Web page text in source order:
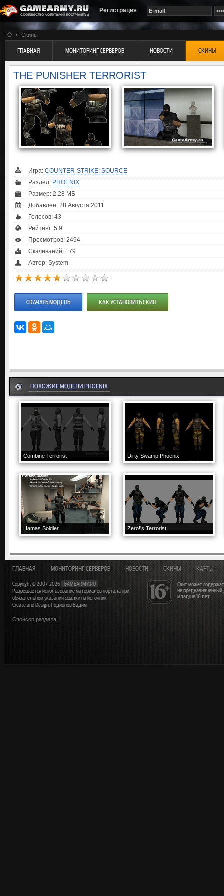
Регистрация
Скины
ГЛАВНАЯ МОНИТОРИНГ СЕРВЕРОВ НОВОСТИ СКИНЫ
THE PUNISHER TERRORIST
Игра: COUNTER-STRIKE: SOURCE
Раздел: PHOENIX
Размер: 2.28 МБ
Добавлен: 28 Августа 2011
Голосов: 43
Рейтинг: 5.9
Просмотров: 2494
Скачиваний: 179
Автор: System
СКАЧАТЬ МОДЕЛЬ КАК УСТАНОВИТЬ СКИН
ПОХОЖИЕ МОДЕЛИ PHOENIX
Combine Terrorist Dirty Swamp Phoenix
Hamas Soldier Zero!'s Terrorist
Сайт может
не
младше 16 лет
ГЛАВНАЯ МОНИТОРИНГ СЕРВЕРОВ НОВОСТИ СКИНЫ КАРТЫ
Copyright © 2007-2026
GAMEARMY.RU
Разрешается использование материалов портала при
обязательном указании ссылки на источник
Create and Design: Родионов Вадим
Спонсор раздела: